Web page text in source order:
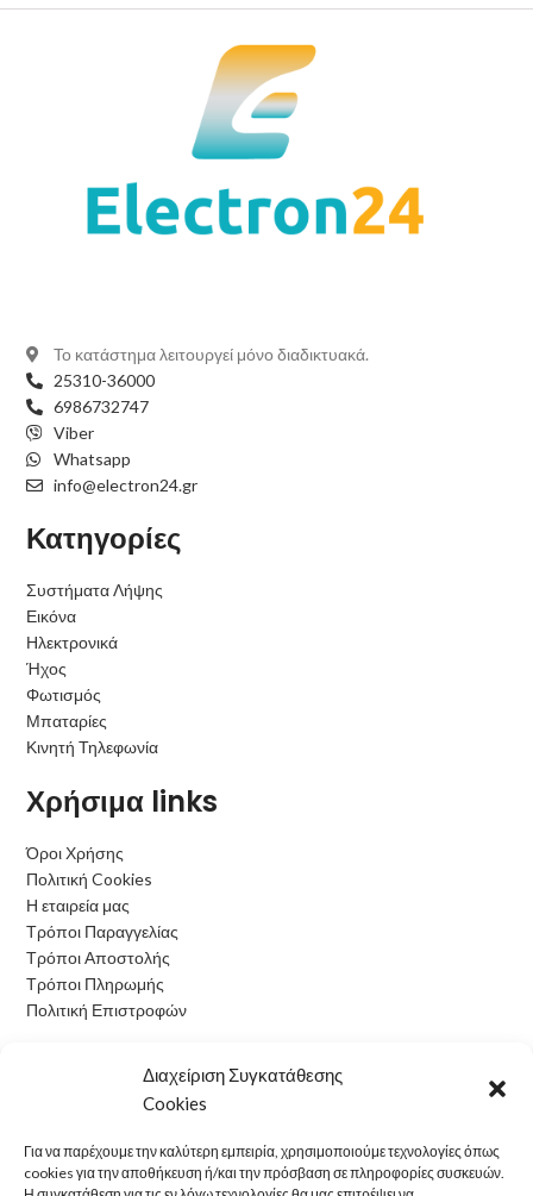
Διαχείριση Συγκατάθεσης
Cookies
Για να παρέχουμε την καλύτερη εμπειρία, χρησιμοποιούμε τεχνολογίες όπως
cookies για την αποθήκευση ή/και την πρόσβαση σε πληροφορίες συσκευών.
Το κατάστημα λειτουργεί μόνο διαδικτυακά.
25310-36000
6986732747
Viber
Whatsapp
info@electron24.gr
Κατηγορίες
Συστήματα Λήψης
Εικόνα
Ηλεκτρονικά
Ήχος
Φωτισμός
Μπαταρίες
Κινητή Τηλεφωνία
Χρήσιμα links
Όροι Χρήσης
Πολιτική Cookies
Η εταιρεία μας
Τρόποι Παραγγελίας
Τρόποι Αποστολής
Τρόποι Πληρωμής
Πολιτική Επιστροφών
Ωράριο Λειτουργίας
Δευτέρα: 09:00 - 15:00
Τρίτη: 09:00 - 15:00
Τετάρτη: 09:00 - 15:00